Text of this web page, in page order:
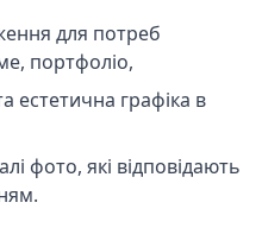
для потреб
портфоліо,
естетична графіка в
фото, які відповідають